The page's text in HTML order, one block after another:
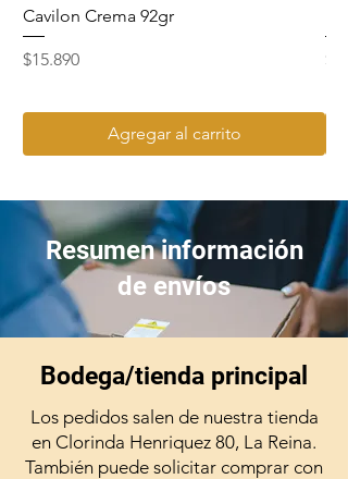
Cavilon Crema 92gr
Precio
$15.890
Agregar al carrito
Resumen información
de envíos
Bodega/tienda principal
Los pedidos salen de nuestra tienda
en Clorinda Henriquez 80, La Reina.
También puede solicitar comprar con